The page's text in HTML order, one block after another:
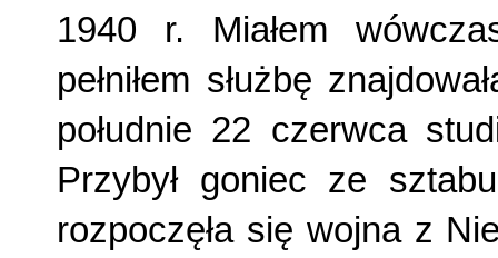
1940 r. Miałem
pełniłem służbę
południe 22 czerwca
Przybył goniec ze
rozpoczęła się wojna z